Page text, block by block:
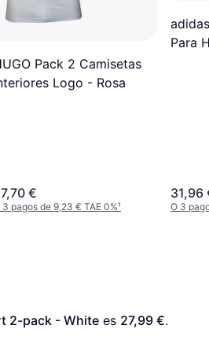
Pack 2 Camisetas
Logo - Rosa
€
3 pagos de 9,23 € TAE 0%¹
Para
31,96
O 3
2-pack - White es 27,99 €.